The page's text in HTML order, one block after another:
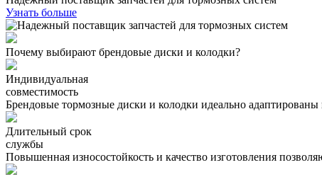
Узнать больше
Почему выбирают брендовые диски и колодки?
Индивидуальная
совместимость
Брендовые тормозные диски и колодки идеально
Длительный срок
службы
Повышенная износостойкость и качество изготовления